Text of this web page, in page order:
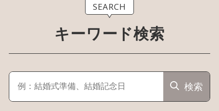
SEARCH
キーワード検索
検索